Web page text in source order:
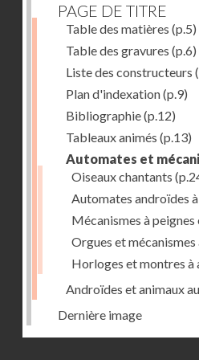
PAGE DE TITRE
Table des matières (p.5)
Table des gravures (p.6)
Liste des constructeurs
Plan d'indexation(p.9)
Bibliographie(p.12)
Tableaux animés (p.13)
Automates et
Oiseaux chantants
Automates androïdes
Mécanismes à
Orgues et
Horloges et montres à
Androïdes et animaux
Dernière image